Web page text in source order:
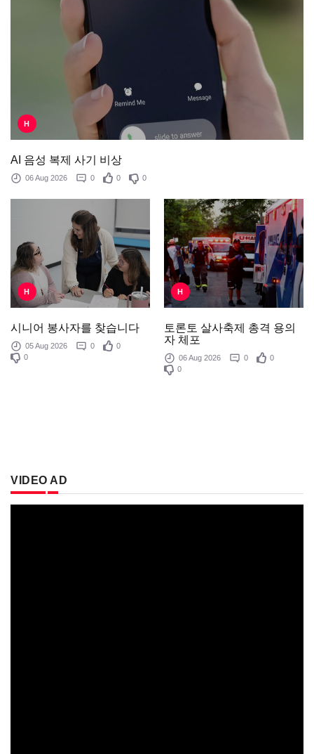
H
AI 음성 복제 사기 비상
06 Aug 2026 0 0 0
H
시니어 봉사자를 찾습니다
05 Aug 2026 0
0
0
H
토론토 살사축제 총격 용의
자 체포
06 Aug 2026 0
0
0
VIDEO AD